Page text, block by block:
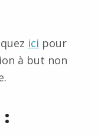
ici pour
à but non